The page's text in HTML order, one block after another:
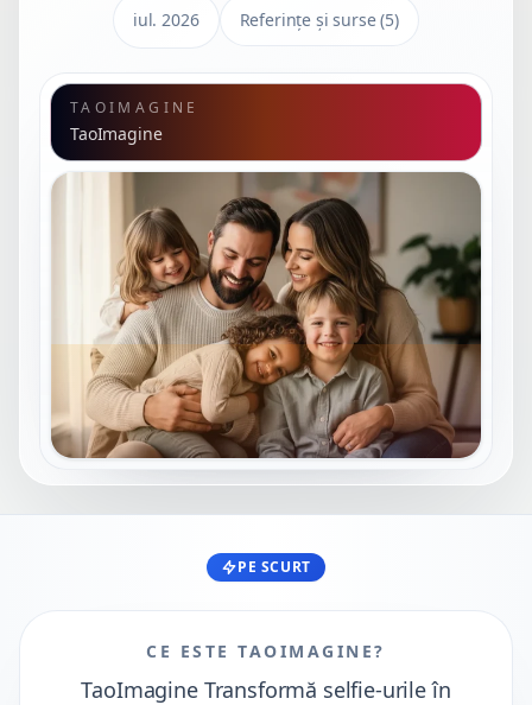
iul. 2026 Referințe și surse(5)
TAOIMAGINE
TaoImagine
PE SCURT
CE ESTE TAOIMAGINE?
TaoImagine Transformă selfie-urile în